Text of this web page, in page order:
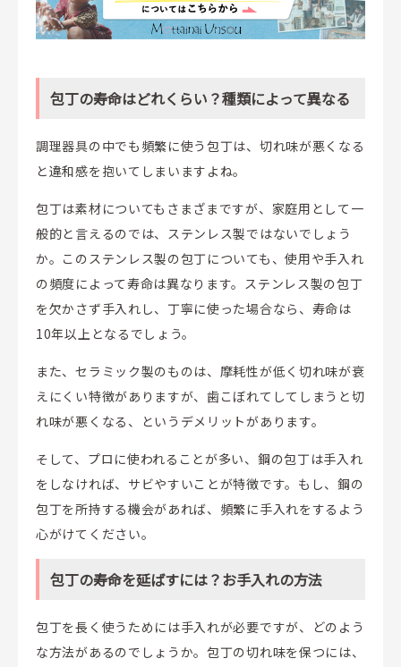
包丁の寿命はどれくらい？種類によって異なる
調理器具の中でも頻繁に使う包丁は、切れ味が悪くなる
と違和感を抱いてしまいますよね。
包丁は素材についてもさまざまですが、家庭用として一
般的と言えるのでは、ステンレス製ではないでしょう
か。このステンレス製の包丁についても、使用や手入れ
の頻度によって寿命は異なります。ステンレス製の包丁
を欠かさず手入れし、丁寧に使った場合なら、寿命は
10年以上となるでしょう。
また、セラミック製のものは、摩耗性が低く切れ味が衰
えにくい特徴がありますが、歯こぼれてしてしまうと切
れ味が悪くなる、というデメリットがあります。
そして、プロに使われることが多い、鋼の包丁は手入れ
をしなければ、サビやすいことが特徴です。もし、鋼の
包丁を所持する機会があれば、頻繁に手入れをするよう
心がけてください。
包丁の寿命を延ばすには？お手入れの方法
包丁を長く使うためには手入れが必要ですが、どのよう
な方法があるのでしょうか。包丁の切れ味を保つには、